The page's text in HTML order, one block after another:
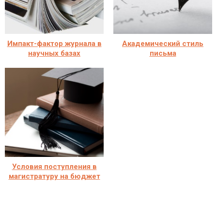
Импакт-фактор журнала в
научных базах
Академический стиль
письма
Условия поступления в
магистратуру на бюджет